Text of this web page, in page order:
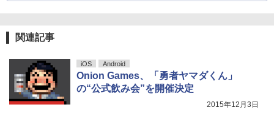
関連記事
iOS Android
Onion Games、「勇者ヤマダくん」
の“公式飲み会”を開催決定
2015年12月3日